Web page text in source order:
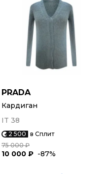
PRADA
Кардиган
IT 38
2 500 в Сплит
75 000 ₽
10 000 ₽ -87%